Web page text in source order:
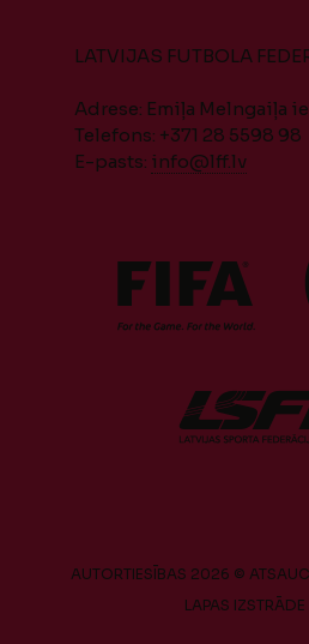
LATVIJAS FUTBOLA
Adrese: Emiļa Melngaiļa
Telefons: +371 28 5598 98
E-pasts: info@lff.lv
AUTORTIESĪBAS 2026 ©
LAPAS IZSTRĀDE